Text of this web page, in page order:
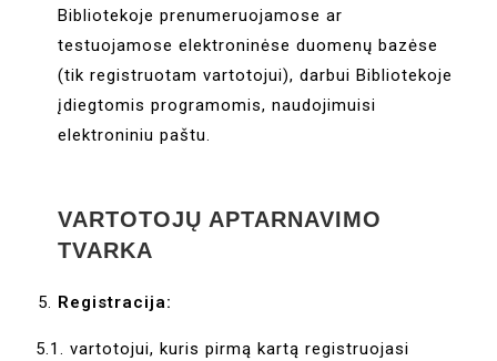
Bibliotekoje prenumeruojamose ar
testuojamose elektroninėse duomenų bazėse
(tik registruotam vartotojui), darbui Bibliotekoje
įdiegtomis programomis, naudojimuisi
elektroniniu paštu.
VARTOTOJŲ APTARNAVIMO
TVARKA
Registracija:
5.1. vartotojui, kuris pirmą kartą registruojasi